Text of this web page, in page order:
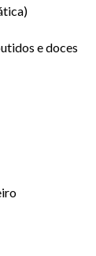
e doces